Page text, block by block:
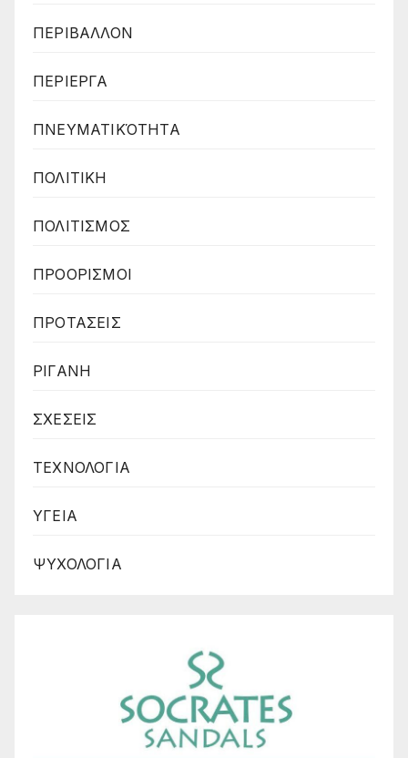
ΠΕΡΙΒΑΛΛΟΝ
ΠΕΡΙΕΡΓΑ
ΠΝΕΥΜΑΤΙΚΌΤΗΤΑ
ΠΟΛΙΤΙΚΗ
ΠΟΛΙΤΙΣΜΟΣ
ΠΡΟΟΡΙΣΜΟΙ
ΠΡΟΤΑΣΕΙΣ
ΡΙΓΑΝΗ
ΣΧΕΣΕΙΣ
ΤΕΧΝΟΛΟΓΙΑ
ΥΓΕΙΑ
ΨΥΧΟΛΟΓΙΑ